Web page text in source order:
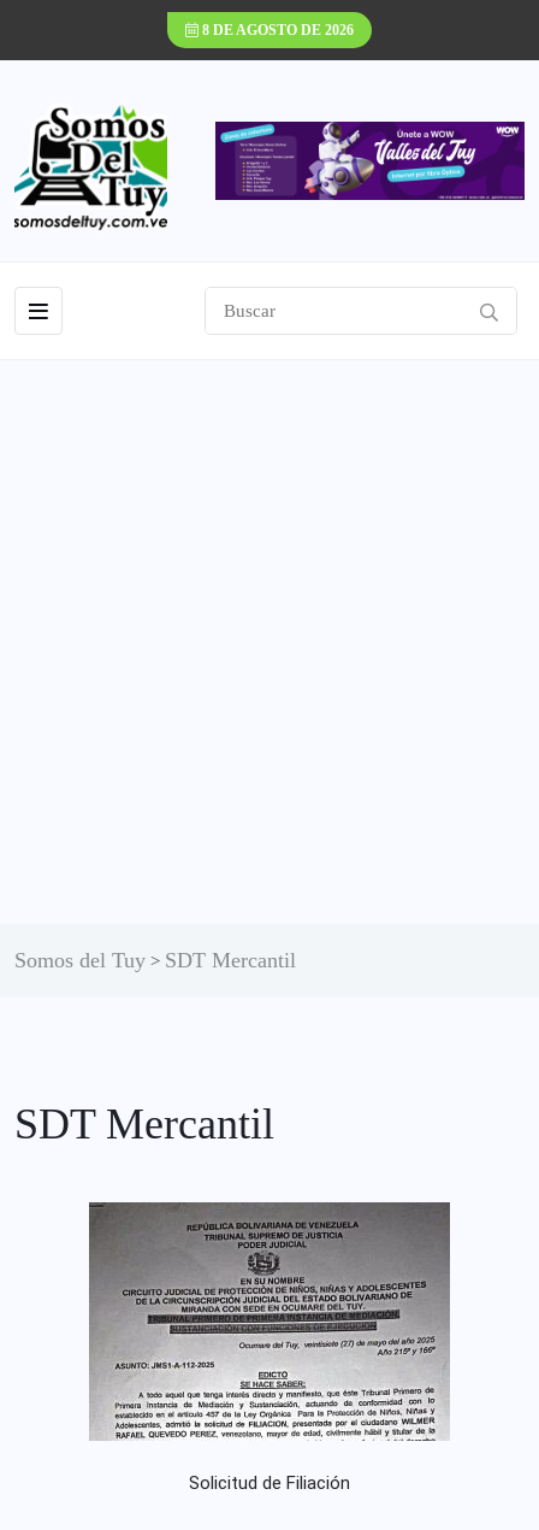
8 DE AGOSTO DE 2026
Somos del Tuy > SDT Mercantil
SDT Mercantil
Solicitud de Filiación